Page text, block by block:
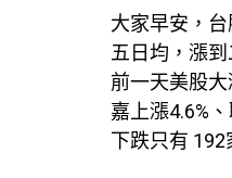
大家早安，
五日均，漲
前一天美股
嘉上漲4.6%
下跌只有 192